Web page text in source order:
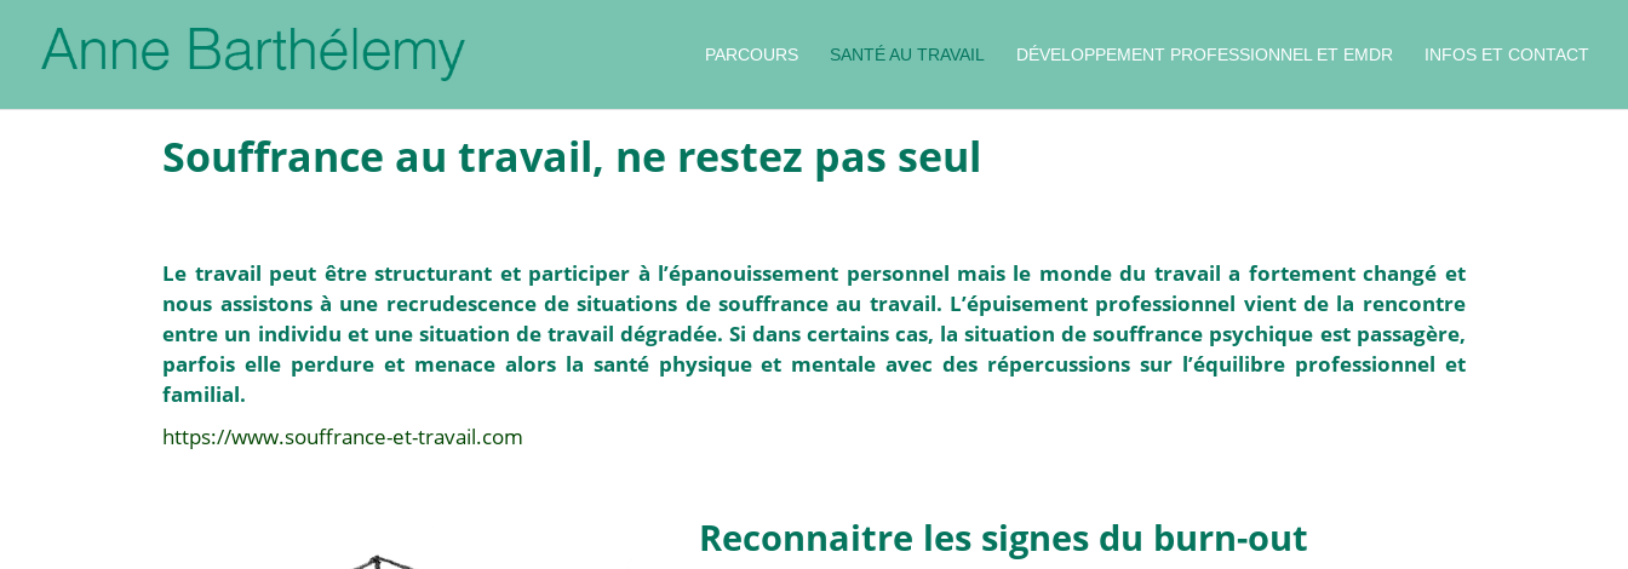
PARCOURS SANTÉ AU TRAVAIL DÉVELOPPEMENT PROFESSIONNEL ET EMDR INFOS ET CONTACT
Souffrance au travail, ne restez pas seul
Le travail peut être structurant et participer à l’épanouissement personnel mais le monde du travail a fortement changé et
nous assistons à une recrudescence de situations de souffrance au travail. L’épuisement professionnel vient de la rencontre
entre un individu et une situation de travail dégradée. Si dans certains cas, la situation de souffrance psychique est passagère,
parfois elle perdure et menace alors la santé physique et mentale avec des répercussions sur l’équilibre professionnel et
familial.
https://www.souffrance-et-travail.com
Reconnaitre les signes du burn-out